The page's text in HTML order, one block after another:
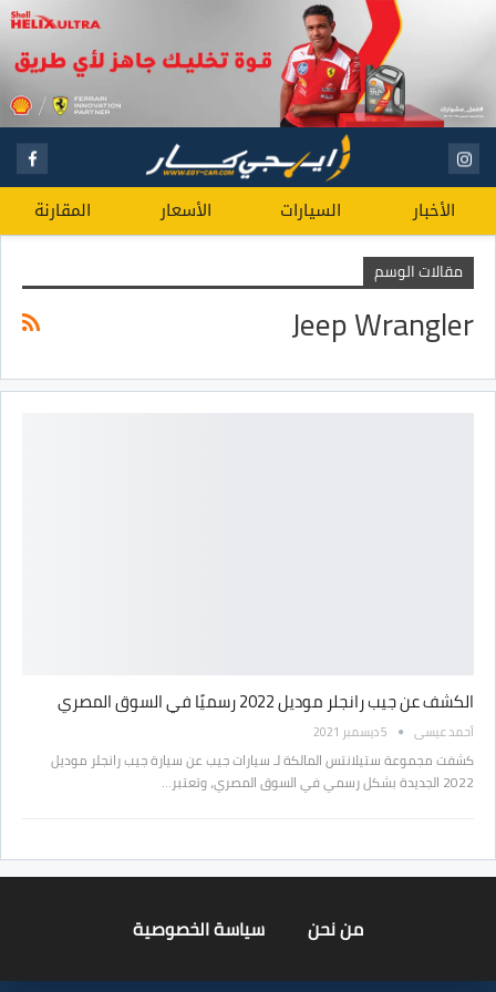
الأخبار السيارات الأسعار المقارنة
مقالات الوسم
Jeep Wrangler
الكشف عن جيب رانجلر موديل 2022 رسميًا في السوق المصري
أحمد عيسى 5 ديسمبر 2021
كشفت مجموعة ستيلانتس المالكة لـ سيارات جيب عن سيارة جيب رانجلر موديل
2022 الجديدة بشكل رسمي في السوق المصري، وتعتبر…
من نحن سياسة الخصوصية